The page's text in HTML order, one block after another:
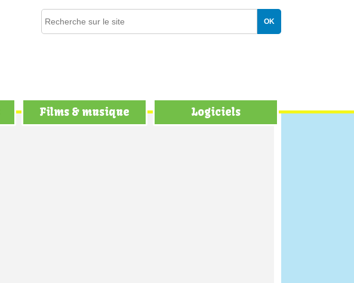
Films & musique Logiciels